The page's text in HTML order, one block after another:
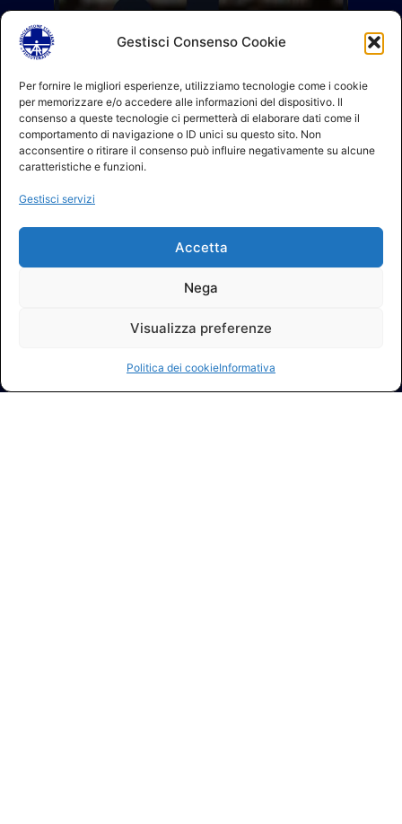
Gestisci Consenso Cookie
Per fornire le migliori esperienze, utilizziamo tecnologie come i cookie
per memorizzare e/o accedere alle informazioni del dispositivo. Il
consenso a queste tecnologie ci permetterà di elaborare dati come il
comportamento di navigazione o ID unici su questo sito. Non
acconsentire o ritirare il consenso può influire negativamente su alcune
caratteristiche e funzioni.
Gestisci servizi
Accetta
Nega
Visualizza preferenze
Politica dei cookieInformativa